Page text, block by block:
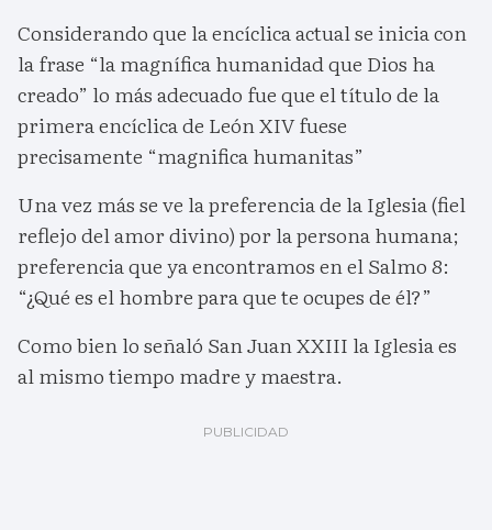
Considerando que la encíclica actual se inicia con
la frase “la magnífica humanidad que Dios ha
creado” lo más adecuado fue que el título de la
primera encíclica de León XIV fuese
precisamente “magnifica humanitas”
Una vez más se ve la preferencia de la Iglesia (fiel
reflejo del amor divino) por la persona humana;
preferencia que ya encontramos en el Salmo 8:
“¿Qué es el hombre para que te ocupes de él?”
Como bien lo señaló San Juan XXIII la Iglesia es
al mismo tiempo madre y maestra.